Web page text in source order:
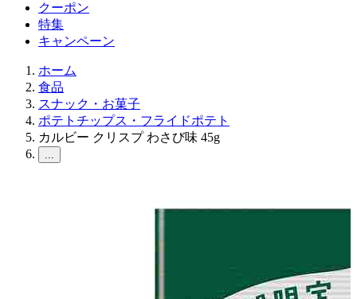
クーポン
特集
キャンペーン
ホーム
食品
スナック・お菓子
ポテトチップス・フライドポテト
カルビー クリスプ わさび味 45g
...